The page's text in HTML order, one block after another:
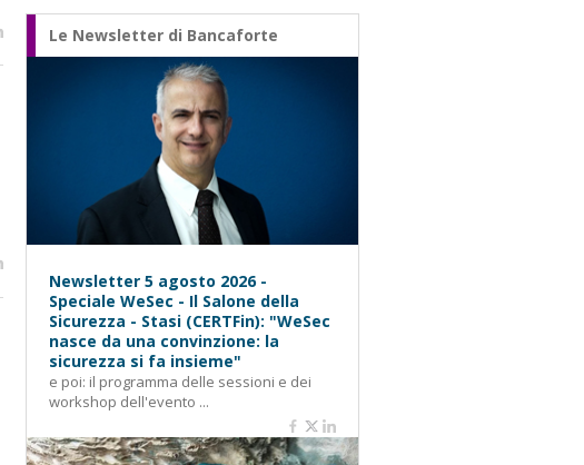
Le Newsletter di Bancaforte
Newsletter 5 agosto 2026 -
Speciale WeSec - Il Salone della
Sicurezza - Stasi (CERTFin): "WeSec
nasce da una convinzione: la
sicurezza si fa insieme"
e poi: il programma delle sessioni e dei
workshop dell'evento ...